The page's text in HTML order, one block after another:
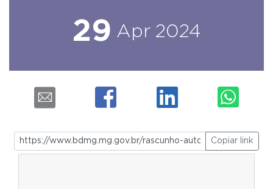
29 Apr 2024
Copiar link